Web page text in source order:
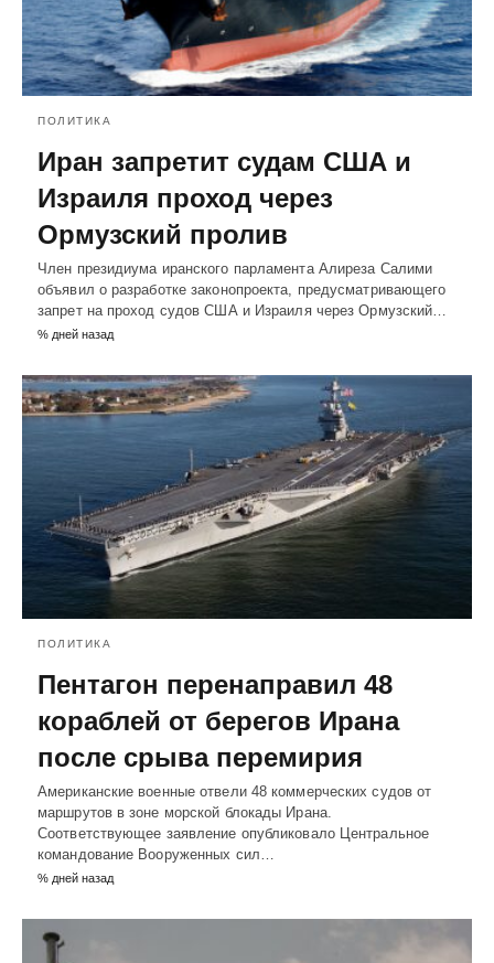
ПОЛИТИКА
Иран запретит судам США и
Израиля проход через
Ормузский пролив
Член президиума иранского парламента Алиреза Салими
объявил о разработке законопроекта, предусматривающего
запрет на проход судов США и Израиля через Ормузский…
% дней назад
ПОЛИТИКА
Пентагон перенаправил 48
кораблей от берегов Ирана
после срыва перемирия
Американские военные отвели 48 коммерческих судов от
маршрутов в зоне морской блокады Ирана.
Соответствующее заявление опубликовало Центральное
командование Вооруженных сил…
% дней назад